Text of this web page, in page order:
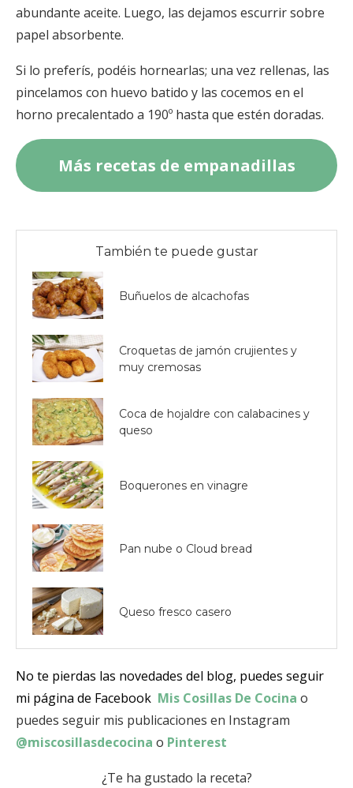
abundante aceite. Luego, las dejamos escurrir sobre
papel absorbente.
Si lo preferís, podéis hornearlas; una vez rellenas, las
pincelamos con huevo batido y las cocemos en el
horno precalentado a 190º hasta que estén doradas.
Más recetas de empanadillas
También te puede gustar
Buñuelos de alcachofas
Croquetas de jamón crujientes y
muy cremosas
Coca de hojaldre con calabacines y
queso
Boquerones en vinagre
Pan nube o Cloud bread
Queso fresco casero
No te pierdas las novedades del blog, puedes seguir
mi página de Facebook Mis Cosillas De Cocina o
puedes seguir mis publicaciones en Instagram
@miscosillasdecocina o Pinterest
¿Te ha gustado la receta?